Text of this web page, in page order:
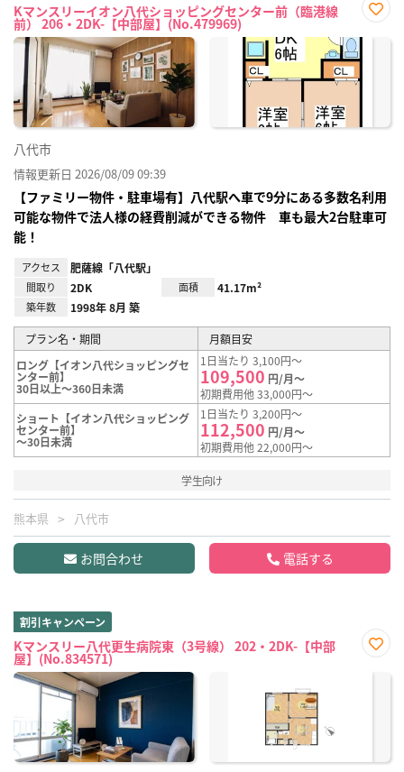
Kマンスリーイオン八代ショッピングセンター前（臨港線
前） 206・2DK-【中部屋】(No.479969)
に入
八代市
情報更新日 2026/08/09 09:39
【ファミリー物件・駐車場有】八代駅へ車で9分にある多数名利用
可能な物件で法人様の経費削減ができる物件 車も最大2台駐車可
能！
アクセス 肥薩線「八代駅」
間取り 2DK 面積 41.17m²
築年数 1998年 8月 築
プラン名・期間
月額目安
ロング【イオン八代ショッピングセ
ンター前】
30日以上～360日未満
1日当たり 3,100円～
109,500 円/月～
初期費用他 33,000円～
ショート【イオン八代ショッピング
センター前】
～30日未満
1日当たり 3,200円～
112,500 円/月～
初期費用他 22,000円～
学生向け
熊本県 八代市
お問合わせ 電話する
割引キャンペーン
Kマンスリー八代更生病院東（3号線） 202・2DK-【中部
屋】(No.834571)
に入